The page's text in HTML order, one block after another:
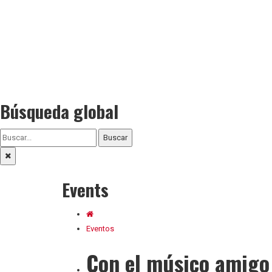
Búsqueda global
Buscar
Events
Eventos
Con el músico